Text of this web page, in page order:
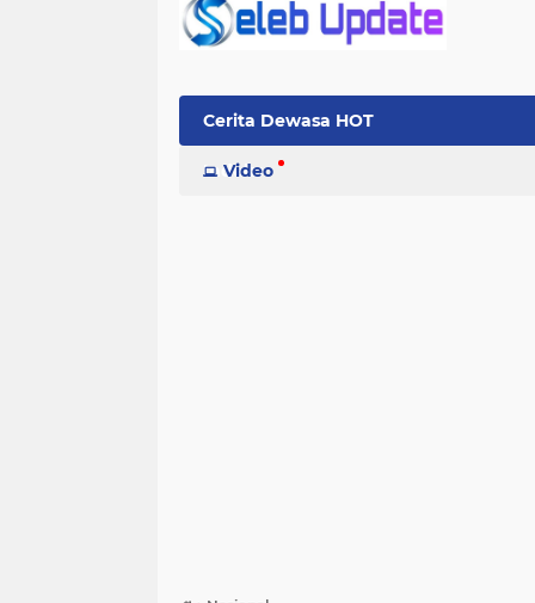
Cerita Dewasa HOT
Indeks
Video